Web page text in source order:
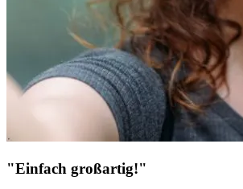
"Einfach großartig!"